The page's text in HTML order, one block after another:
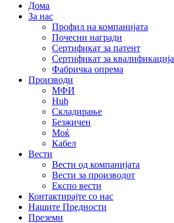
Дома
За нас
Профил на компанијата
Почесни награди
Сертификат за патент
Сертификат за квалификација
Фабричка опрема
Производи
МФИ
Hub
Складирање
Безжичен
Моќ
Кабел
Вести
Вести од компанијата
Вести за производот
Експо вести
Контактирајте со нас
Нашите Предности
Преземи